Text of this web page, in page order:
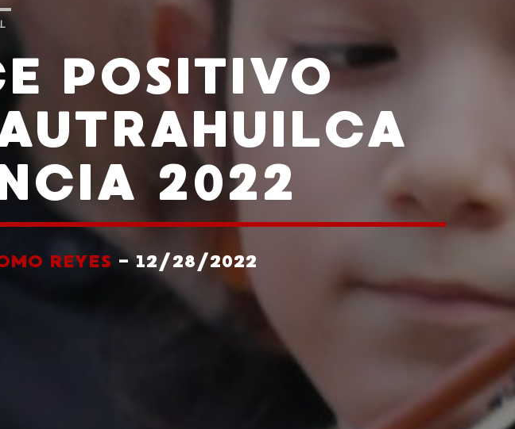
POSITIVO
2022
REYES - 12/28/2022